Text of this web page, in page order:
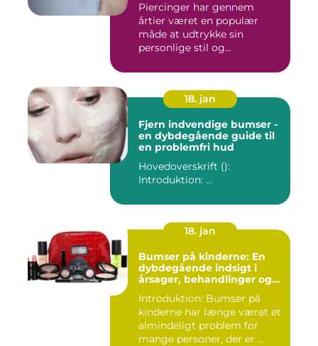
Piercinger har gennem
årtier været en populær
måde at udtrykke sin
personlige stil og
18. jan
Fjern indvendige bumser -
en dybdegående guide til
en problemfri hud
Hovedoverskrift ():
Introduktion: ...
18. jan
Bumser på kinderne: En
dybdegående indsigt i
årsager, behandlinger og
Introduktion: Bumser på
kinderne har længe været et
almindeligt problem for
mange personer, der er ...